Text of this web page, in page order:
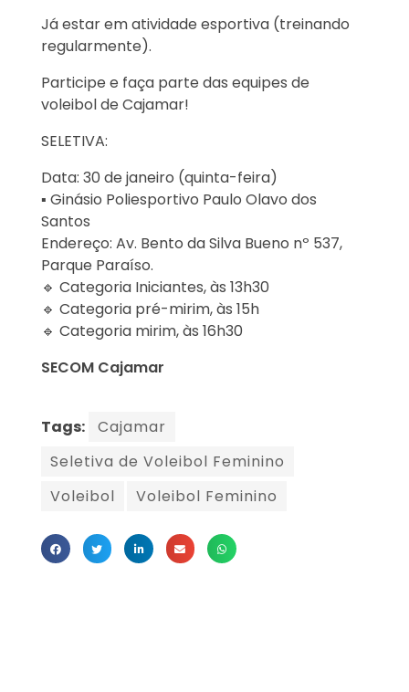
Já estar em atividade esportiva (treinando
regularmente).
Participe e faça parte das equipes de
voleibol de Cajamar!
SELETIVA:
Data: 30 de janeiro (quinta-feira)
▪️ Ginásio Poliesportivo Paulo Olavo dos
Santos
Endereço: Av. Bento da Silva Bueno nº 537,
Parque Paraíso.
🔹 Categoria Iniciantes, às 13h30
🔹 Categoria pré-mirim, às 15h
🔹 Categoria mirim, às 16h30
SECOM Cajamar
Tags:
Cajamar
Seletiva de Voleibol Feminino
Voleibol
Voleibol Feminino